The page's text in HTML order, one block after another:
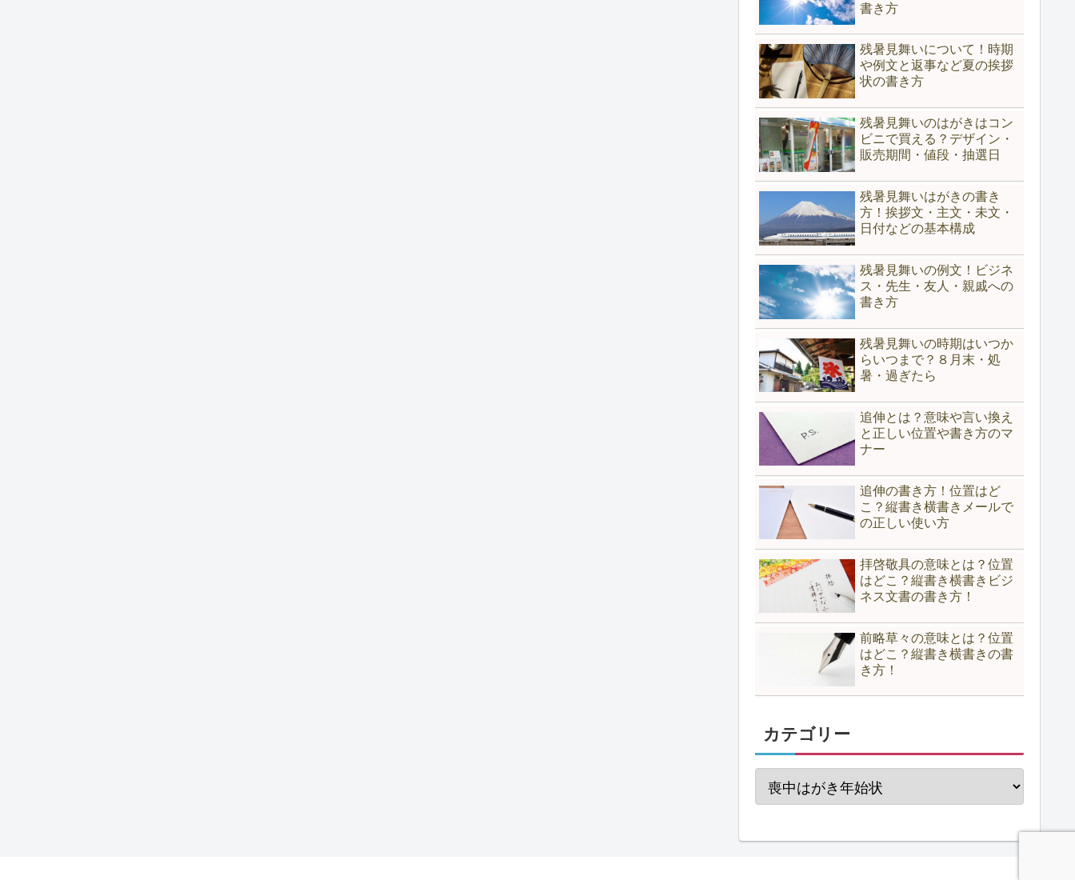
書き方
残暑見舞いについて！時期
や例文と返事など夏の挨拶
状の書き方
残暑見舞いのはがきはコン
ビニで買える？デザイン・
販売期間・値段・抽選日
残暑見舞いはがきの書き
方！挨拶文・主文・未文・
日付などの基本構成
残暑見舞いの例文！ビジネ
ス・先生・友人・親戚への
書き方
残暑見舞いの時期はいつか
らいつまで？８月末・処
暑・過ぎたら
追伸とは？意味や言い換え
と正しい位置や書き方のマ
ナー
追伸の書き方！位置はど
こ？縦書き横書きメールで
の正しい使い方
拝啓敬具の意味とは？位置
はどこ？縦書き横書きビジ
ネス文書の書き方！
前略草々の意味とは？位置
はどこ？縦書き横書きの書
き方！
カテゴリー